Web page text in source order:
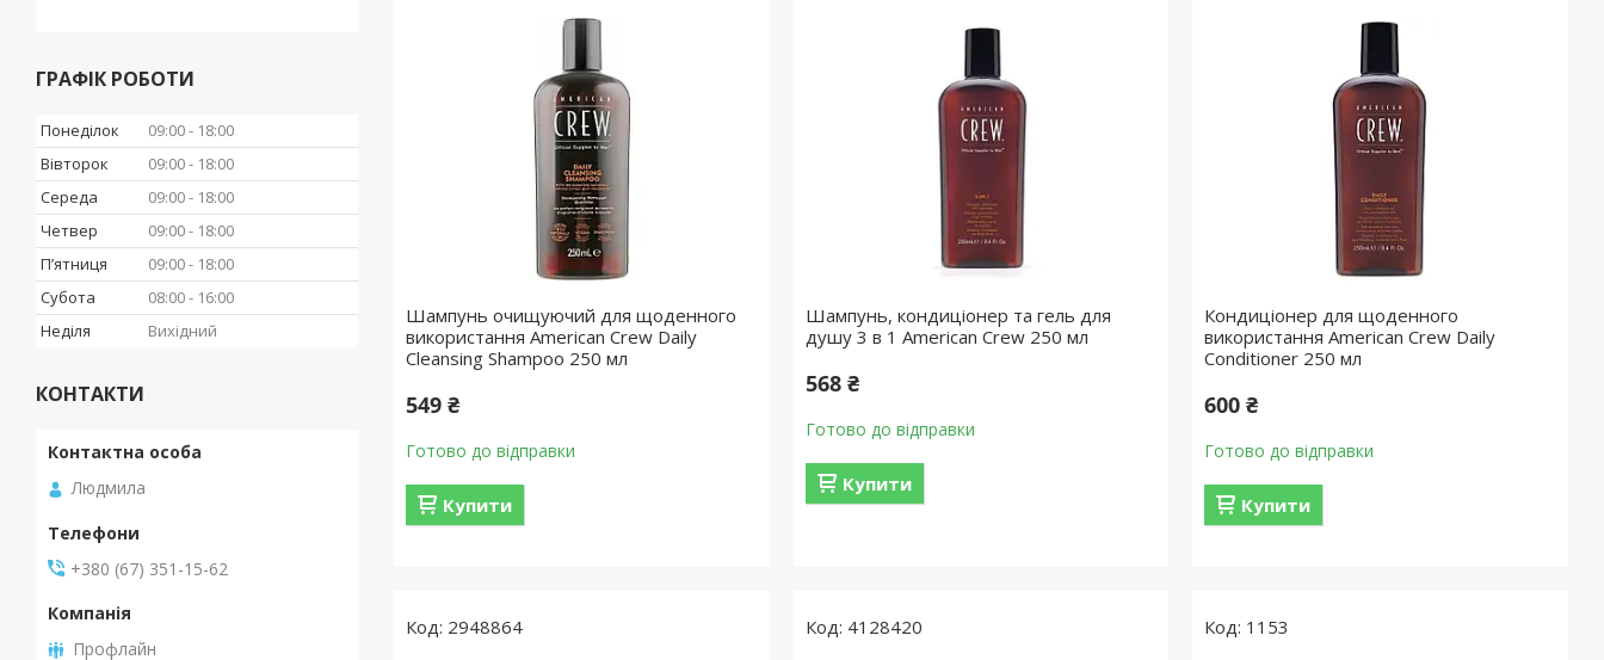
Шампунь очищуючий для щоденного
використання American Crew Daily
Cleansing Shampoo 250 мл
549 ₴
Готово до відправки
Купити
Шампунь, кондиціонер та гель для
душу 3 в 1 American Crew 250 мл
568 ₴
Готово до відправки
Купити
Кондиціонер для щоденного
використання American Crew Daily
Conditioner 250 мл
600 ₴
Готово до відправки
Купити
2948864 4128420 1153
ГРАФІК РОБОТИ
Понеділок 09:00
18:00
Вівторок
09:00
18:00
Середа
09:00
18:00
Четвер
09:00
18:00
Пʼятниця
09:00
18:00
Субота
08:00
16:00
Неділя
Вихідний
КОНТАКТИ
Людмила
+380 (67) 351-15-62
Профлайн